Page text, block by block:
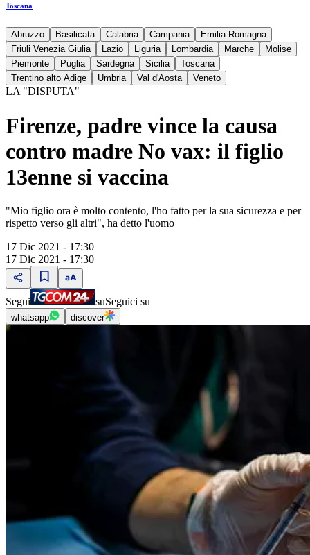
Toscana
Abruzzo Basilicata Calabria Campania
Emilia Romagna
Friuli Venezia Giulia
Lazio Liguria Lombardia Marche
Molise
Piemonte
Puglia Sardegna Sicilia
Toscana
Trentino alto Adige
Umbria Val d'Aosta Veneto
LA "DISPUTA"
Firenze, padre vince la causa
contro madre No vax: il figlio
13enne si vaccina
"Mio figlio ora è molto contento, l'ho fatto per la sua sicurezza e per
rispetto verso gli altri", ha detto l'uomo
17 Dic 2021 - 17:30
17 Dic 2021 - 17:30
Segui suSeguici su
whatsapp discover